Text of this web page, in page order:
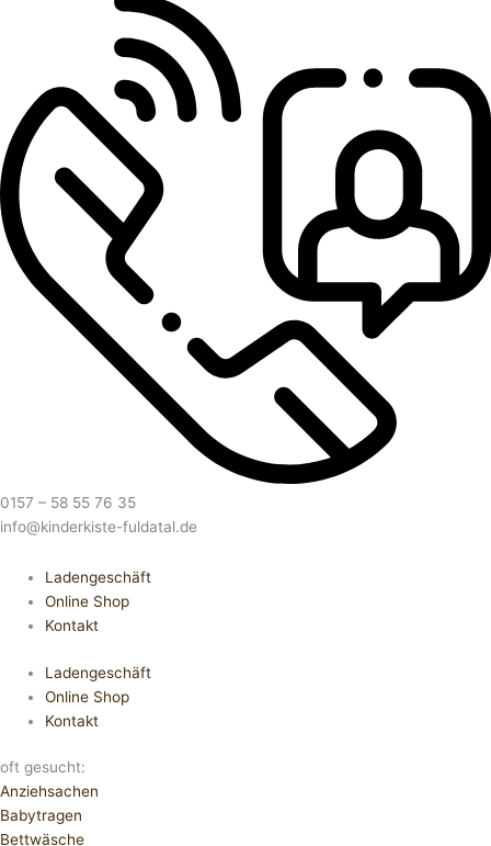
0157 – 58 55 76 35
info@kinderkiste-fuldatal.de
Ladengeschäft
Online Shop
Kontakt
Ladengeschäft
Online Shop
Kontakt
oft gesucht:
Anziehsachen
Babytragen
Bettwäsche